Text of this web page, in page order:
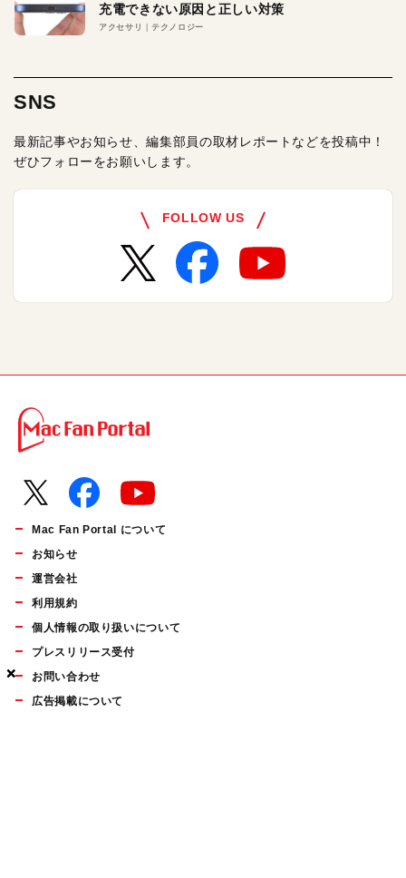
×
×
×
充電できない原因と正しい対策
アクセサリ テクノロジー
SNS
最新記事やお知らせ、編集部員の取材レポートなどを投稿中！
ぜひフォローをお願いします。
FOLLOW US
Mac Fan Portal について
お知らせ
運営会社
利用規約
個人情報の取り扱いについて
プレスリリース受付
お問い合わせ
広告掲載について